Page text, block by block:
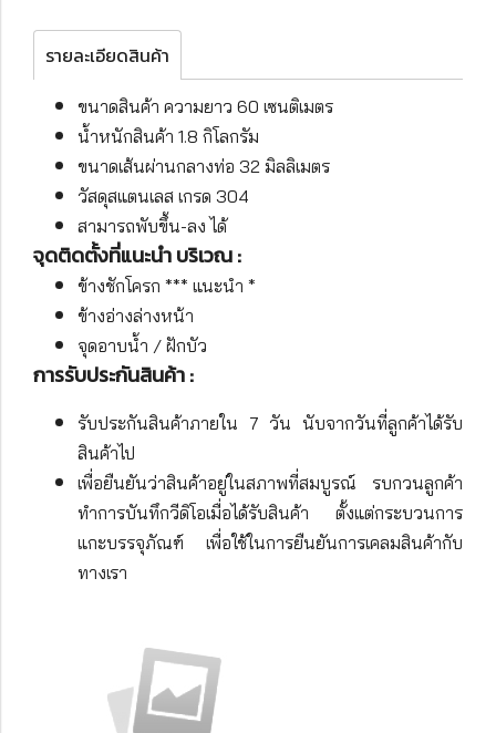
รายละเอียดสินค้า
ขนาดสินค้า ความยาว 60 เซนติเมตร
น้ำหนักสินค้า 1.8 กิโลกรัม
ขนาดเส้นผ่านกลางท่อ 32 มิลลิเมตร
วัสดุสแตนเลส เกรด 304
สามารถพับขึ้น-ลง ได้
จุดติดตั้งที่แนะนำ บริเวณ :
ข้างชักโครก *** แนะนำ *
ข้างอ่างล่างหน้า
จุดอาบน้ำ / ฝักบัว
การรับประกันสินค้า :
รับประกันสินค้าภายใน 7 วัน นับจากวันที่ลูกค้าได้รับ
สินค้าไป
เพื่อยืนยันว่าสินค้าอยู่ในสภาพที่สมบูรณ์ รบกวนลูกค้า
ทำการบันทึกวีดิโอเมื่อได้รับสินค้า ตั้งแต่กระบวนการ
แกะบรรจุภัณฑ์ เพื่อใช้ในการยืนยันการเคลมสินค้ากับ
ทางเรา